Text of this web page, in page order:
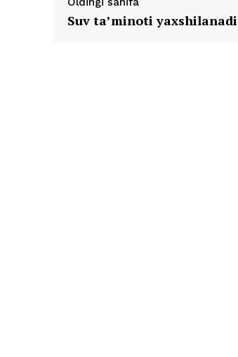
Suv ta’minoti yaxshilanadi